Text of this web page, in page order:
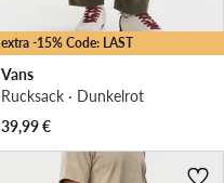
extra -15% Code: LAST
Vans
Rucksack · Dunkelrot
39,99€